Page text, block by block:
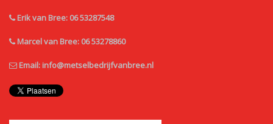
Erik van Bree: 06 53287548
Marcel van Bree: 06 53278860
Email: info@metselbedrijfvanbree.nl